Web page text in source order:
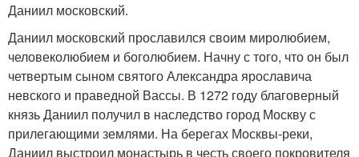
Даниил московский.
Даниил московский прославился своим миролюбием,
человеколюбием и боголюбием. Начну с того, что он был
четвертым сыном святого Александра ярославича
невского и праведной Вассы. В 1272 году благоверный
князь Даниил получил в наследство город Москву с
прилегающими землями. На берегах Москвы-реки,
Даниил выстроил монастырь в честь своего покровителя